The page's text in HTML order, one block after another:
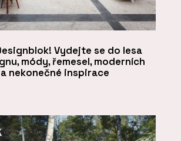
Vydejte se do lesa
módy, řemesel, moderních
nekonečné inspirace